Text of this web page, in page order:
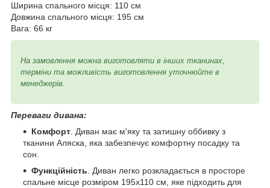
Ширина спального місця: 110 см
Довжина спального місця: 195 см
Вага: 66 кг
На замовлення можна виготовляти в інших тканинах,
терміни та можливість виготовлення уточнюйте в
менеджерів.
Переваги дивана:
Комфорт. Диван має м'яку та затишну оббивку з
тканини Аляска, яка забезпечує комфортну посадку та
сон.
Функційність. Диван легко розкладається в просторе
спальне місце розміром 195x110 см, яке підходить для